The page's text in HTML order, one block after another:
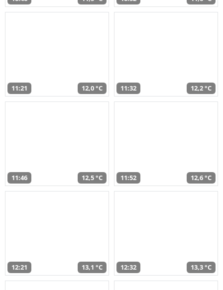
11:21 12,0 °C 11:32 12,2 °C
11:46 12,5 °C 11:52 12,6 °C
12:21 13,1 °C 12:32 13,3 °C